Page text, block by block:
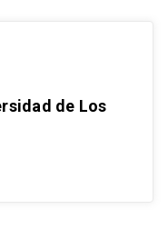
de Los